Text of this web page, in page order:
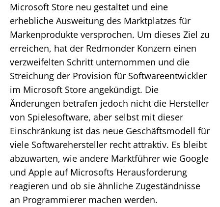
Microsoft Store neu gestaltet und eine
erhebliche Ausweitung des Marktplatzes für
Markenprodukte versprochen. Um dieses Ziel zu
erreichen, hat der Redmonder Konzern einen
verzweifelten Schritt unternommen und die
Streichung der Provision für Softwareentwickler
im Microsoft Store angekündigt. Die
Änderungen betrafen jedoch nicht die Hersteller
von Spielesoftware, aber selbst mit dieser
Einschränkung ist das neue Geschäftsmodell für
viele Softwarehersteller recht attraktiv. Es bleibt
abzuwarten, wie andere Marktführer wie Google
und Apple auf Microsofts Herausforderung
reagieren und ob sie ähnliche Zugeständnisse
an Programmierer machen werden.